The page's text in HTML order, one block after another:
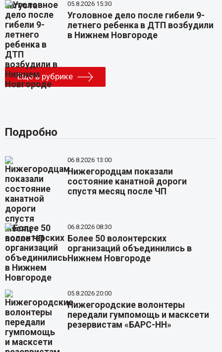
05.8.2026 15:30
Уголовное дело после гибели 9-
летнего ребенка в ДТП возбудили
в Нижнем Новгороде
Еще в рубрике
Подробно
06.8.2026 13:00
Нижегородцам показали
состояние канатной дороги
спустя месяц после ЧП
06.8.2026 08:30
Более 50 волонтерских
организаций объединились в
Нижнем Новгороде
05.8.2026 20:00
Нижегородские волонтеры
передали гумпомощь и масксети
резервистам «БАРС-НН»